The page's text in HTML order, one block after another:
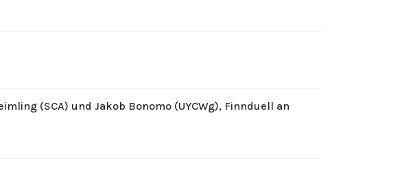
(SCA) und Jakob Bonomo (UYCWg), Finnduell an